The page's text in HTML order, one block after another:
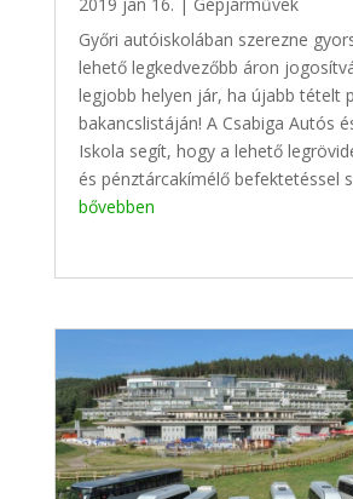
2019 jan 16. | Gépjárművek
Győri autóiskolában szerezne
lehető legkedvezőbb áron
legjobb helyen jár, ha újabb tételt
bakancslistáján! A Csabiga Autós
Iskola segít, hogy a lehető
és pénztárcakímélő befektetéssel
bővebben